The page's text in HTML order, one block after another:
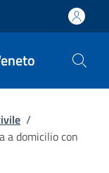
/
a domicilio con